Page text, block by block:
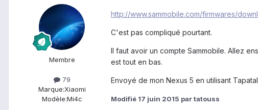
Membre
79
Marque:Xiaomi
Modèle:Mi4c
http://www.sammobile.com/firmwares/
C'est pas compliqué pourtant.
Il faut avoir un compte Sammobile. Allez
est tout en bas.
Envoyé de mon Nexus 5 en utilisant
Modifié 17 juin 2015 par tatouss